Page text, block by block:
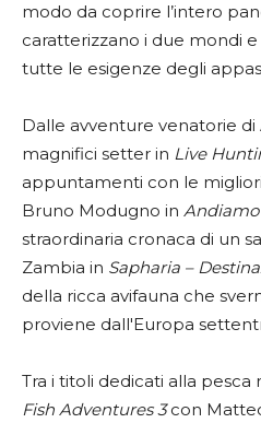
modo da coprire l’intero
caratterizzano i due mondi
tutte le esigenze degli
Dalle avventure venatorie di
magnifici setter in Live
appuntamenti con le
Bruno Modugno in Andiamo
straordinaria cronaca di un
Zambia in Sapharia –
della ricca avifauna che
proviene dall'Europa
Tra i titoli dedicati alla
Fish Adventures 3con